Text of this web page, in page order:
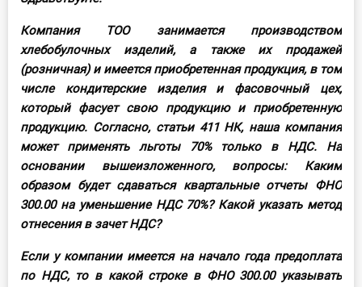
Участник ВЭД
Практика ИП
Кадры. Труд. Зарплата.
Учет по отраслям
Юридический помощник
Интернет-магазин
О Системе
Компания ТОО занимается производством
хлебобулочных изделий, а также их продажей
(розничная) и имеется приобретенная продукция, в том
числе кондитерские изделия и фасовочный цех,
который фасует свою продукцию и приобретенную
продукцию. Согласно, статьи 411 НК, наша компания
может применять льготы 70% только в НДС. На
основании вышеизложенного, вопросы: Каким
образом будет сдаваться квартальные отчеты ФНО
300.00 на уменьшение НДС 70%? Какой указать метод
отнесения в зачет НДС?
Если у компании имеется на начало года предоплата
по НДС, то в какой строке в ФНО 300.00 указывать